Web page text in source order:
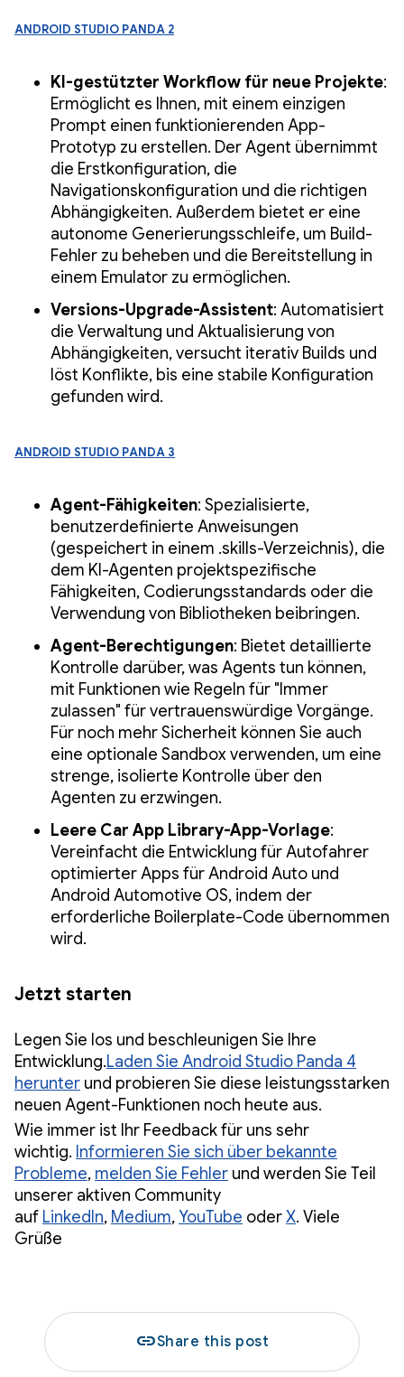
Android Studio Panda 2
KI-gestützter Workflow für neue Projekte:
Ermöglicht es Ihnen, mit einem einzigen
Prompt einen funktionierenden App-
Prototyp zu erstellen. Der Agent übernimmt
die Erstkonfiguration, die
Navigationskonfiguration und die richtigen
Abhängigkeiten. Außerdem bietet er eine
autonome Generierungsschleife, um Build-
Fehler zu beheben und die Bereitstellung in
einem Emulator zu ermöglichen.
Versions-Upgrade-Assistent: Automatisiert
die Verwaltung und Aktualisierung von
Abhängigkeiten, versucht iterativ Builds und
löst Konflikte, bis eine stabile Konfiguration
gefunden wird.
Android Studio Panda 3
Agent-Fähigkeiten: Spezialisierte,
benutzerdefinierte Anweisungen
(gespeichert in einem .skills-Verzeichnis), die
dem KI-Agenten projektspezifische
Fähigkeiten, Codierungsstandards oder die
Verwendung von Bibliotheken beibringen.
Agent-Berechtigungen: Bietet detaillierte
Kontrolle darüber, was Agents tun können,
mit Funktionen wie Regeln für "Immer
zulassen" für vertrauenswürdige Vorgänge.
Für noch mehr Sicherheit können Sie auch
eine optionale Sandbox verwenden, um eine
strenge, isolierte Kontrolle über den
Agenten zu erzwingen.
Leere Car App Library-App-Vorlage:
Vereinfacht die Entwicklung für Autofahrer
optimierter Apps für Android Auto und
Android Automotive OS, indem der
erforderliche Boilerplate-Code übernommen
wird.
Jetzt starten
Legen Sie los und beschleunigen Sie Ihre
Entwicklung.Laden Sie Android Studio Panda 4
herunter und probieren Sie diese leistungsstarken
neuen Agent-Funktionen noch heute aus.
Wie immer ist Ihr Feedback für uns sehr
wichtig. Informieren Sie sich über bekannte
Probleme, melden Sie Fehler und werden Sie Teil
unserer aktiven Community
auf LinkedIn, Medium,YouTube oderX. Viele
Grüße
linkShare this post